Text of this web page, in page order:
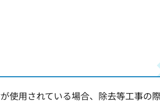
使用されている場合、除去等工事の